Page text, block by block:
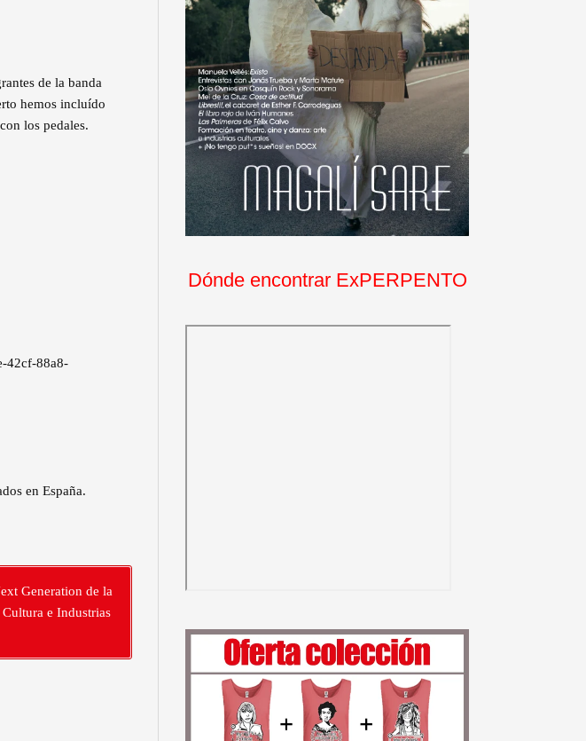
de la banda
hemos incluído
los pedales.
42cf-88a8-
en España.
Generation de la
e Industrias
Dónde encontrar ExPERPENTO